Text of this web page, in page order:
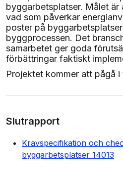
byggarbetsplatser. Målet är
vad som påverkar
poster på
byggprocessen. Det
samarbetet ger goda
förbättringar faktiskt
Projektet kommer att pågå
Slutrapport
Kravspecifikation och
byggarbetsplatser 14013